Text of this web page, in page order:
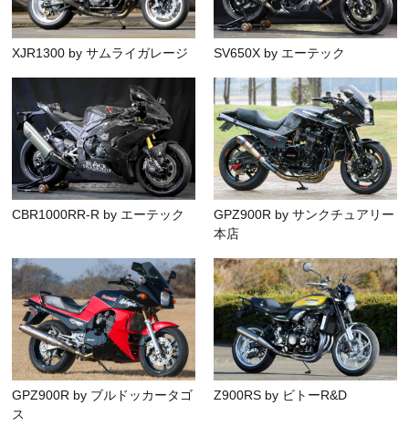
XJR1300 by サムライガレージ SV650X by エーテック
CBR1000RR-R by エーテック
GPZ900R by サンクチュアリー
本店
GPZ900R by ブルドッカータゴ
ス
Z900RS by ビトーR&D